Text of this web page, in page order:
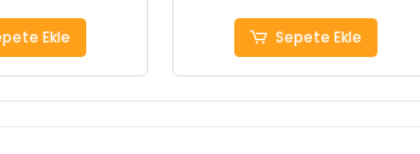
Ekle Sepete Ekle